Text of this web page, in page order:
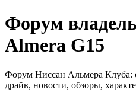
Форум
Almera G15
Форум Ниссан Альмера Клуба:
драйв, новости, обзоры,